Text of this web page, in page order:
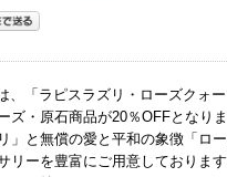
、「ラピスラズリ・ローズクォ
ズ・原石商品が20％OFFとなり
」と無償の愛と平和の象徴「ロ
リーを豊富にご用意しておりま